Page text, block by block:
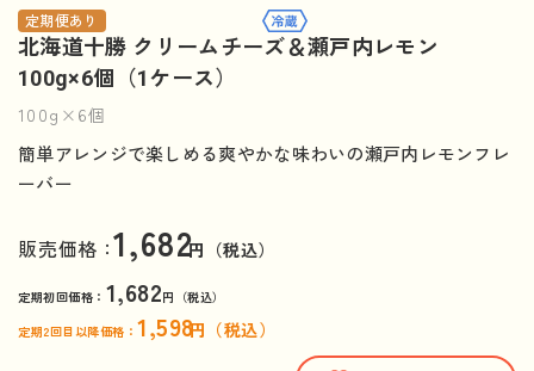
定期便あり
北海道十勝 クリームチーズ＆瀬戸内レモン
100g×6個（1ケース）
100g×6個
簡単アレンジで楽しめる爽やかな味わいの瀬戸内レモンフレ
ーバー
販売価格：1,682円（税込）
定期初回価格： 1,682円（税込）
定期2回目以降価格： 1,598円（税込）